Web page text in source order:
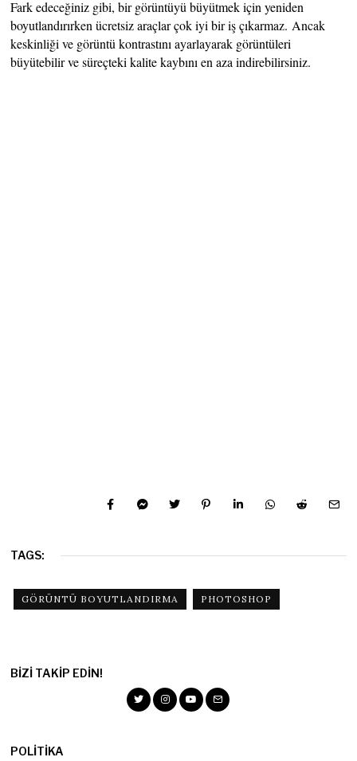
Fark edeceğiniz gibi, bir görüntüyü büyütmek için yeniden
boyutlandırırken ücretsiz araçlar çok iyi bir iş çıkarmaz. Ancak
keskinliği ve görüntü kontrastını ayarlayarak görüntüleri
büyütebilir ve süreçteki kalite kaybını en aza indirebilirsiniz.
TAGS:
GÖRÜNTÜ BOYUTLANDIRMA PHOTOSHOP
BIZI TAKIP EDIN!
POLITIKA